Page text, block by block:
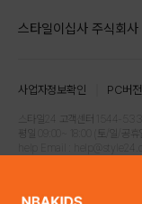
스타일이십사 주식회사
주소 : 서울시 강남구 논현로
사업자등록번호 : 116-81-
통신판매업신고번호 : 제
사업자정보확인 PC버전
스타일24 고객센터 1544-5336
평일 09:00~ 18:00 (토/일/공휴
COPYRIGHTⓒ2021